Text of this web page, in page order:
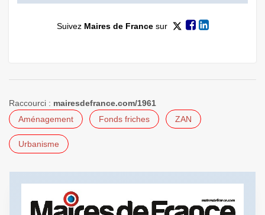
Suivez Maires de Francesur
Raccourci : mairesdefrance.com/1961
Aménagement
Fonds friches ZAN
Urbanisme